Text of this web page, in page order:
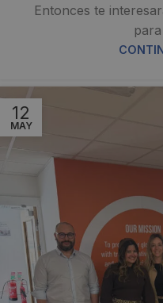
Entonces te
12
MAY